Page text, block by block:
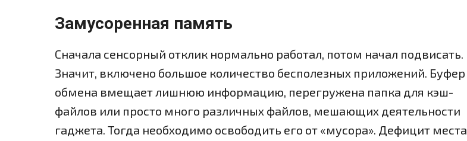
Замусоренная память
Сначала сенсорный отклик нормально работал, потом начал подвисать.
Значит, включено большое количество бесполезных приложений. Буфер
обмена вмещает лишнюю информацию, перегружена папка для кэш-
файлов или просто много различных файлов, мешающих деятельности
гаджета. Тогда необходимо освободить его от «мусора». Дефицит места